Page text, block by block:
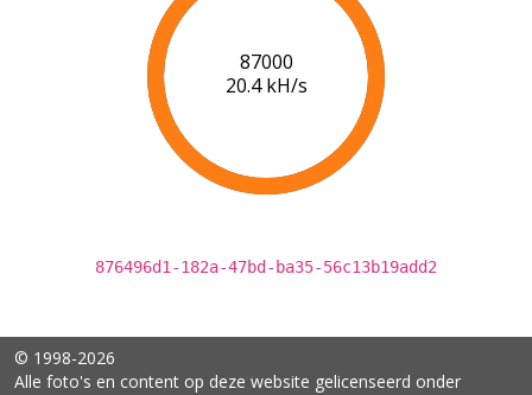
89000
20.5 kH/s
876496d1-182a-47bd-ba35-56c13b19add2
© 1998-2026
Alle foto's en content op deze website gelicenseerd onder